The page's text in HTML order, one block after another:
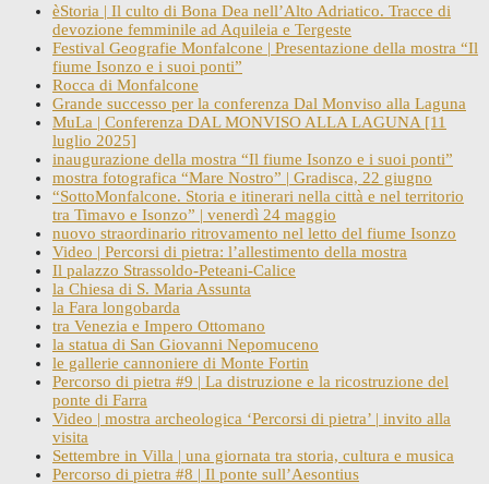
èStoria | Il culto di Bona Dea nell’Alto Adriatico. Tracce di
devozione femminile ad Aquileia e Tergeste
Festival Geografie Monfalcone | Presentazione della mostra “Il
fiume Isonzo e i suoi ponti”
Rocca di Monfalcone
Grande successo per la conferenza Dal Monviso alla Laguna
MuLa | Conferenza DAL MONVISO ALLA LAGUNA [11
luglio 2025]
inaugurazione della mostra “Il fiume Isonzo e i suoi ponti”
mostra fotografica “Mare Nostro” | Gradisca, 22 giugno
“SottoMonfalcone. Storia e itinerari nella città e nel territorio
tra Timavo e Isonzo” | venerdì 24 maggio
nuovo straordinario ritrovamento nel letto del fiume Isonzo
Video | Percorsi di pietra: l’allestimento della mostra
Il palazzo Strassoldo-Peteani-Calice
la Chiesa di S. Maria Assunta
la Fara longobarda
tra Venezia e Impero Ottomano
la statua di San Giovanni Nepomuceno
le gallerie cannoniere di Monte Fortin
Percorso di pietra #9 | La distruzione e la ricostruzione del
ponte di Farra
Video | mostra archeologica ‘Percorsi di pietra’ | invito alla
visita
Settembre in Villa | una giornata tra storia, cultura e musica
Percorso di pietra #8 | Il ponte sull’Aesontius